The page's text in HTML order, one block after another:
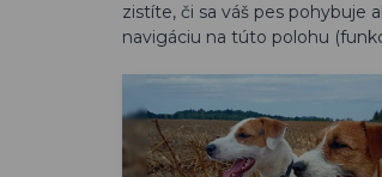
zistíte, či sa váš pes pohybuje
navigáciu na túto polohu